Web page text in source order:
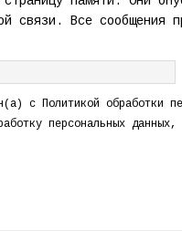
связи. Все сообщения
с Политикой обработки
персональных данных,